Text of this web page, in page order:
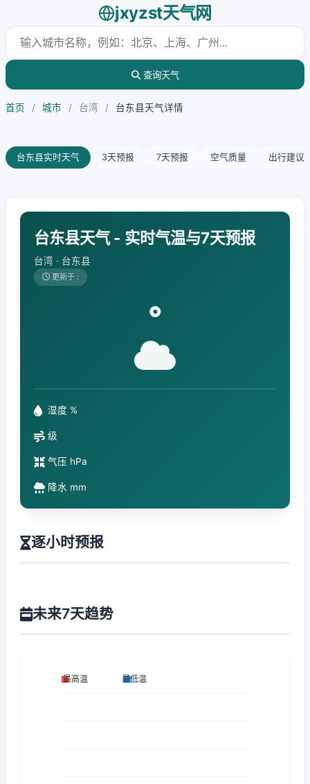
jxyzst天气网
查询天气
首页 / 城市 / 台湾 / 台东县天气详情
台东县实时天气 3天预报 7天预报 空气质量 出行建议
台东县天气 - 实时气温与7天预报
台湾 · 台东县
更新于 :
°
湿度 %
级
气压 hPa
降水 mm
逐小时预报
未来7天趋势